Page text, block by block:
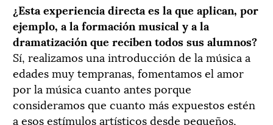
¿Esta experiencia directa es la que aplican, por
ejemplo, a la formación musical y a la
dramatización que reciben todos sus alumnos?
Sí, realizamos una introducción de la música a
edades muy tempranas, fomentamos el amor
por la música cuanto antes porque
consideramos que cuanto más expuestos estén
a esos estímulos artísticos desde pequeños,